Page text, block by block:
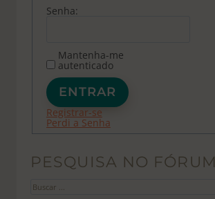
Senha:
Mantenha-me
autenticado
ENTRAR
Registrar-se
Perdi a Senha
PESQUISA NO FÓRUM
Buscar
por: